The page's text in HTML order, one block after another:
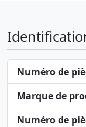
Numéro de
Marque de
Numéro de